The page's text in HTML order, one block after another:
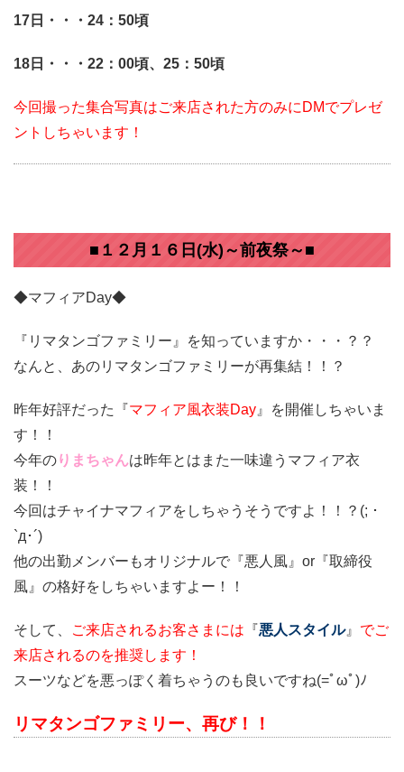
17日・・・24：50頃
18日・・・22：00頃、25：50頃
今回撮った集合写真はご来店された方のみにDMでプレゼ
ントしちゃいます！
■１２月１６日(水)～前夜祭～■
◆マフィアDay◆
『リマタンゴファミリー』を知っていますか・・・？？
なんと、あのリマタンゴファミリーが再集結！！？
昨年好評だった『マフィア風衣装Day 』を開催しちゃいま
す！！
今年のりまちゃんは昨年とはまた一味違うマフィア衣
装！！
今回はチャイナマフィアをしちゃうそうですよ！！？(; ･
`д･´)
他の出勤メンバーもオリジナルで『悪人風』or『取締役
風』の格好をしちゃいますよー！！
そして、 ご来店されるお客さまには 『悪人スタイル』 でご
来店されるのを推奨します！
スーツなどを悪っぽく着ちゃうのも良いですね(=ﾟωﾟ)ﾉ
リマタンゴファミリー、再び！！